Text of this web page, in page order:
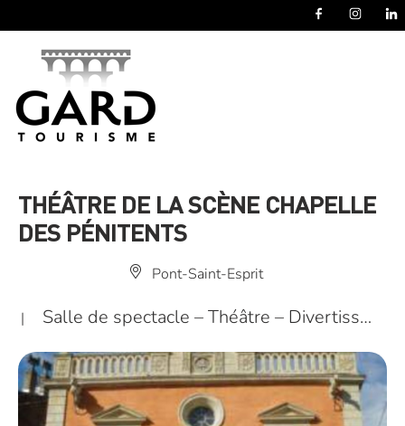
THÉÂTRE DE LA SCÈNE CHAPELLE
DES PÉNITENTS
Pont-Saint-Esprit
| Salle de spectacle – Théâtre – Divertiss…